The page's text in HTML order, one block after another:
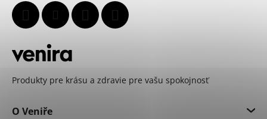
Produkty pre krásu a zdravie pre vašu spokojnosť
O Veniře